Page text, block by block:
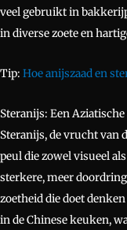
veel gebruikt in
in diverse zoete en
Tip: Hoe anijszaad en
Steranijs: Een
Steranijs, de vrucht van
peul die zowel visueel
sterkere, meer
zoetheid die doet
in de Chinese keuken,